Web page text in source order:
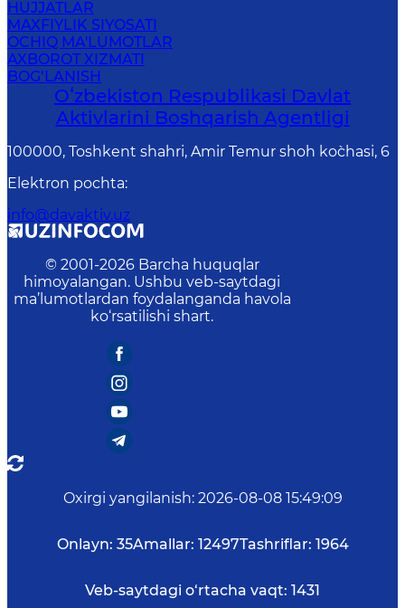
HUJJATLAR
MAXFIYLIK SIYOSATI
OCHIQ MA'LUMOTLAR
AXBOROT XIZMATI
BOG‘LANISH
Oʻzbekiston Respublikasi Davlat
Aktivlarini Boshqarish Agentligi
100000, Toshkent shahri, Amir Temur shoh ko`chasi, 6
Elektron pochta:
info@davaktiv.uz
© 2001-2026 Barcha huquqlar
himoyalangan. Ushbu veb-saytdagi
ma’lumotlardan foydalanganda havola
ko‘rsatilishi shart.
Oxirgi yangilanish: 2026-08-08 15:49:09
Onlayn: 35Amallar: 12497Tashriflar: 1964
Veb-saytdagi o‘rtacha vaqt: 1431